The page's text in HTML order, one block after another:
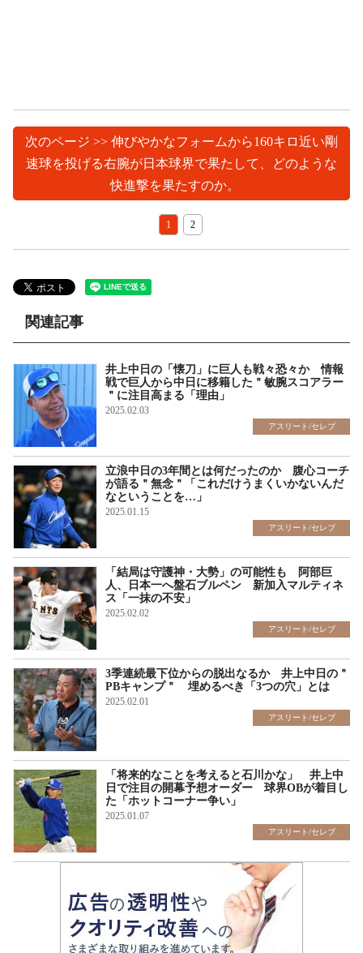
次のページ >> 伸びやかなフォームから160キロ近い剛
速球を投げる右腕が日本球界で果たして、どのような
快進撃を果たすのか。
1 2
関連記事
井上中日の「懐刀」に巨人も戦々恐々か 情報
戦で巨人から中日に移籍した＂敏腕スコアラー
＂に注目高まる「理由」
2025.02.03
アスリート/セレブ
立浪中日の3年間とは何だったのか 腹心コーチ
が語る＂無念＂「これだけうまくいかないんだ
なということを…」
2025.01.15
アスリート/セレブ
「結局は守護神・大勢」の可能性も 阿部巨
人、日本一へ盤石ブルペン 新加入マルティネ
ス「一抹の不安」
2025.02.02
アスリート/セレブ
3季連続最下位からの脱出なるか 井上中日の＂
PBキャンプ＂ 埋めるべき「3つの穴」とは
2025.02.01
アスリート/セレブ
「将来的なことを考えると石川かな」 井上中
日で注目の開幕予想オーダー 球界OBが着目し
た「ホットコーナー争い」
2025.01.07
アスリート/セレブ